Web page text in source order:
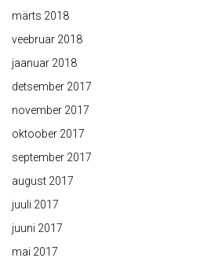
märts 2018
veebruar 2018
jaanuar 2018
detsember 2017
november 2017
oktoober 2017
september 2017
august 2017
juuli 2017
juuni 2017
mai 2017